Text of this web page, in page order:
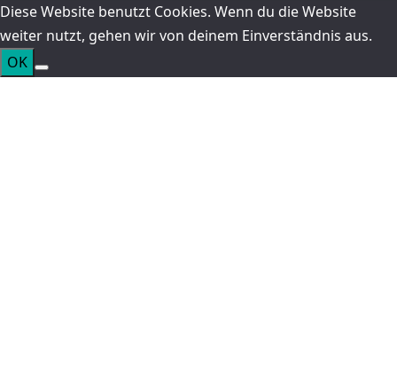
Diese Website benutzt Cookies. Wenn du die Website
weiter nutzt, gehen wir von deinem Einverständnis aus.
OK